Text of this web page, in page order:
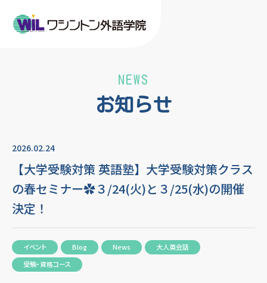
お知らせ
NEWS
2026.02.24
【大学受験対策 英語塾】大学受験対策クラス
の春セミナー✿３/24(火)と３/25(水)の開催
決定！
イベント Blog News
大人英会話
受験・資格コース